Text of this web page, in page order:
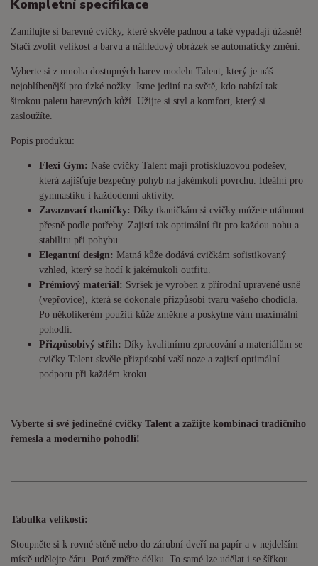
Kompletní specifikace
Zamilujte si barevné cvičky, které skvěle padnou a také vypadají úžasně!
Stačí zvolit velikost a barvu a náhledový obrázek se automaticky změní.
Vyberte si z mnoha dostupných barev modelu Talent, který je náš
nejoblíbenější pro úzké nožky. Jsme jediní na světě, kdo nabízí tak
širokou paletu barevných kůží. Užijte si styl a komfort, který si
zasloužíte.
Popis produktu:
Flexi Gym: Naše cvičky Talent mají protiskluzovou podešev,
která zajišťuje bezpečný pohyb na jakémkoli povrchu. Ideální pro
gymnastiku i každodenní aktivity.
Zavazovací tkaničky: Díky tkaničkám si cvičky můžete utáhnout
přesně podle potřeby. Zajistí tak optimální fit pro každou nohu a
stabilitu při pohybu.
Elegantní design: Matná kůže dodává cvičkám sofistikovaný
vzhled, který se hodí k jakémukoli outfitu.
Prémiový materiál: Svršek je vyroben z přírodní upravené usně
(vepřovice), která se dokonale přizpůsobí tvaru vašeho chodidla.
Po několikerém použití kůže změkne a poskytne vám maximální
pohodlí.
Přizpůsobivý střih: Díky kvalitnímu zpracování a materiálům se
cvičky Talent skvěle přizpůsobí vaší noze a zajistí optimální
podporu při každém kroku.
Vyberte si své jedinečné cvičky Talent a zažijte kombinaci tradičního
řemesla a moderního pohodlí!
Tabulka velikostí:
Stoupněte si k rovné stěně nebo do zárubní dveří na papír a v nejdelším
místě udělejte čáru. Poté změřte délku. To samé lze udělat i se šířkou.